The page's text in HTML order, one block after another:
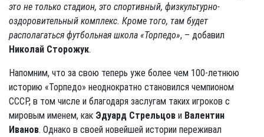
это не только стадион, это спортивный, физкультурно-
оздоровительный комплекс. Кроме того, там будет
располагаться футбольная школа «Торпедо», – добавил
Николай Сторожук.
Напомним, что за свою теперь уже более чем 100-летнюю
историю «Торпедо» неоднократно становился чемпионом
СССР, в том числе и благодаря заслугам таких игроков с
мировым именем, как Эдуард Стрельцов и Валентин
Иванов. Однако в своей новейшей истории переживал